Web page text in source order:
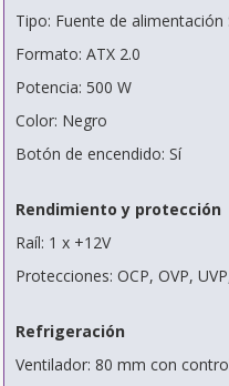
Tipo: Fuente de alimentación
Formato: ATX 2.0
Potencia: 500 W
Color: Negro
Botón de encendido: Sí
Rendimiento y protección
Raíl: 1 x +12V
Protecciones: OCP, OVP,
Refrigeración
Ventilador: 80 mm con